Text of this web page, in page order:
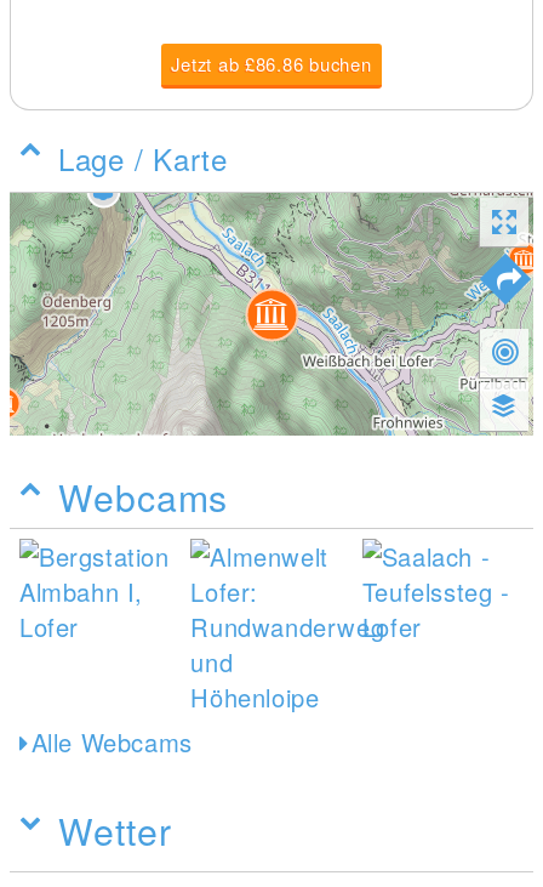
Jetzt ab £86.86 buchen
Lage / Karte
Webcams
Alle Webcams
Wetter